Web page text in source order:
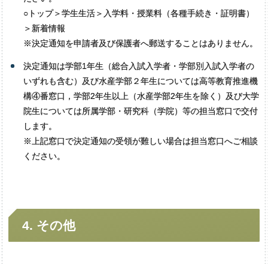
○トップ＞学生生活＞入学料・授業料（各種手続き・証明書）
＞新着情報
※決定通知を申請者及び保護者へ郵送することはありません。
決定通知は学部1年生（総合入試入学者・学部別入試入学者の
いずれも含む）及び水産学部２年生については高等教育推進機
構④番窓口，学部2年生以上（水産学部2年生を除く）及び大学
院生については所属学部・研究科（学院）等の担当窓口で交付
します。
※上記窓口で決定通知の受領が難しい場合は担当窓口へご相談
ください。
4. その他